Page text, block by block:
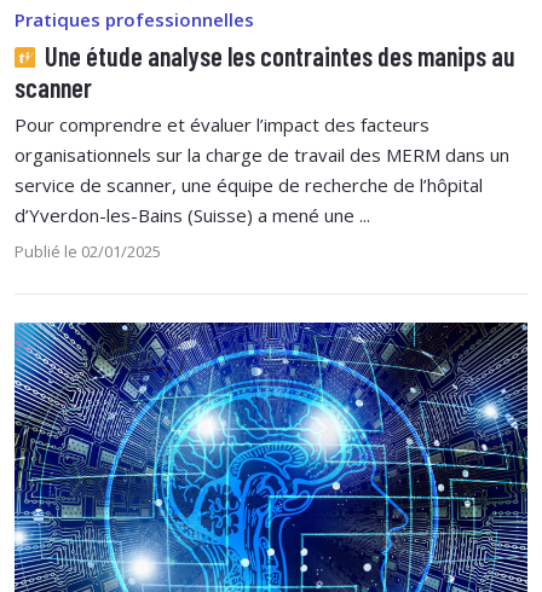
Pratiques professionnelles
Une étude analyse les contraintes des manips au
scanner
Pour comprendre et évaluer l’impact des facteurs
organisationnels sur la charge de travail des MERM dans un
service de scanner, une équipe de recherche de l’hôpital
d’Yverdon-les-Bains (Suisse) a mené une ...
Publié le 02/01/2025